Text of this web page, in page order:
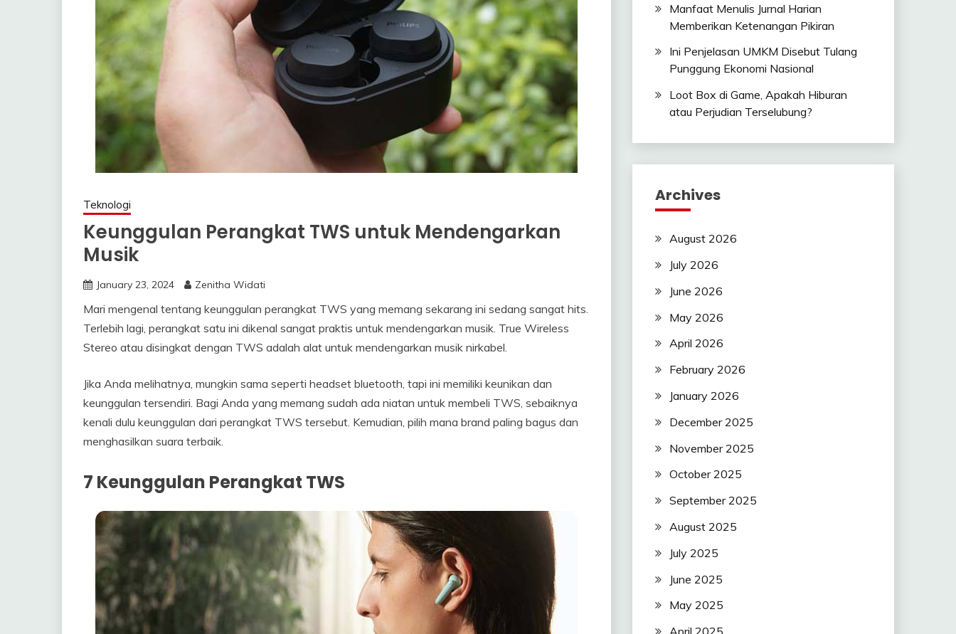
Teknologi
Keunggulan Perangkat TWS untuk Mendengarkan
Musik
January 23, 2024 Zenitha Widati
Mari mengenal tentang keunggulan perangkat TWS yang memang sekarang ini sedang sangat hits.
Terlebih lagi, perangkat satu ini dikenal sangat praktis untuk mendengarkan musik. True Wireless
Stereo atau disingkat dengan TWS adalah alat untuk mendengarkan musik nirkabel.
Jika Anda melihatnya, mungkin sama seperti headset bluetooth, tapi ini memiliki keunikan dan
keunggulan tersendiri. Bagi Anda yang memang sudah ada niatan untuk membeli TWS, sebaiknya
kenali dulu keunggulan dari perangkat TWS tersebut. Kemudian, pilih mana brand paling bagus dan
menghasilkan suara terbaik.
7 Keunggulan Perangkat TWS
Manfaat Menulis Jurnal Harian
Memberikan Ketenangan Pikiran
Ini Penjelasan UMKM Disebut Tulang
Punggung Ekonomi Nasional
Loot Box di Game, Apakah Hiburan
atau Perjudian Terselubung?
Archives
August 2026
July 2026
June 2026
May 2026
April 2026
February 2026
January 2026
December 2025
November 2025
October 2025
September 2025
August 2025
July 2025
June 2025
May 2025